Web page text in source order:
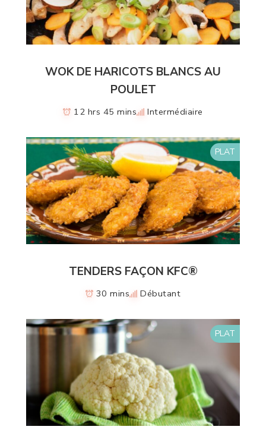
WOK DE HARICOTS BLANCS AU
POULET
12 hrs 45 mins Intermédiaire
PLAT
TENDERS FAÇON KFC®
30 mins Débutant
PLAT